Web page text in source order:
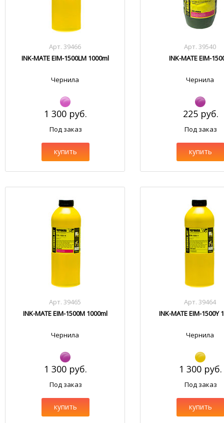
Арт. 39466
INK-MATE EIM-1500LM 1000ml
Чернила
1 300 руб.
Под заказ
купить
Арт. 39540
INK-MATE EIM-
Чернила
225 руб.
Под заказ
купить
Арт. 39465
INK-MATE EIM-1500M 1000ml
Чернила
1 300 руб.
Под заказ
купить
Арт. 39464
INK-MATE EIM-1500Y
Чернила
1 300 руб.
Под заказ
купить